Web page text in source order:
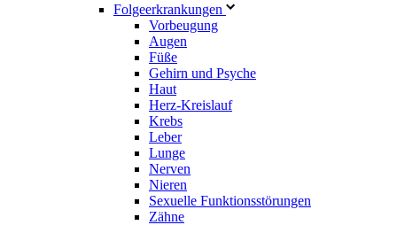
Folgeerkrankungen
Vorbeugung
Augen
Füße
Gehirn und Psyche
Haut
Herz-Kreislauf
Krebs
Leber
Lunge
Nerven
Nieren
Sexuelle Funktionsstörungen
Zähne